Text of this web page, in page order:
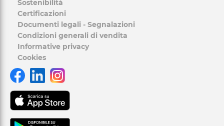
Sostenibilità
Certificazioni
Documenti legali - Segnalazioni
Condizioni generali di vendita
Informative privacy
Cookies